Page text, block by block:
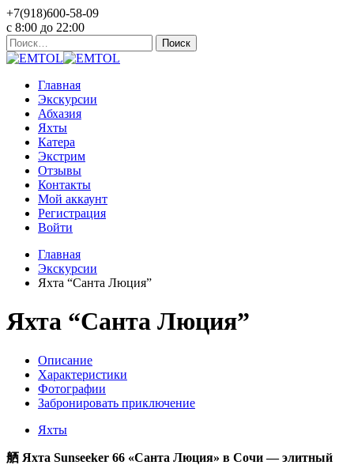
+7(918)600-58-09
c 8:00 до 22:00
Найти:
Главная
Экскурсии
Абхазия
Яхты
Катера
Экстрим
Отзывы
Контакты
Мой аккаунт
Регистрация
Войти
Главная
Экскурсии
Яхта “Санта Люция”
Яхта “Санта Люция”
Описание
Характеристики
Фотографии
Забронировать приключение
Яхты
舾 Яхта Sunseeker 66 «Санта Люция» в Сочи — элитный